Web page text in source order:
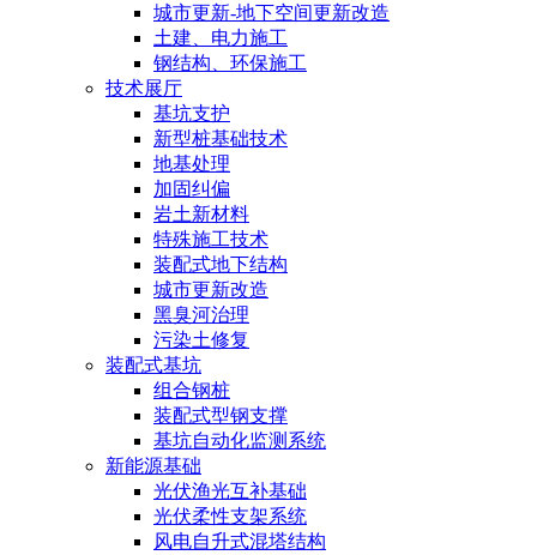
城市更新-地下空间更新改造
土建、电力施工
钢结构、环保施工
技术展厅
基坑支护
新型桩基础技术
地基处理
加固纠偏
岩土新材料
特殊施工技术
装配式地下结构
城市更新改造
黑臭河治理
污染土修复
装配式基坑
组合钢桩
装配式型钢支撑
基坑自动化监测系统
新能源基础
光伏渔光互补基础
光伏柔性支架系统
风电自升式混塔结构